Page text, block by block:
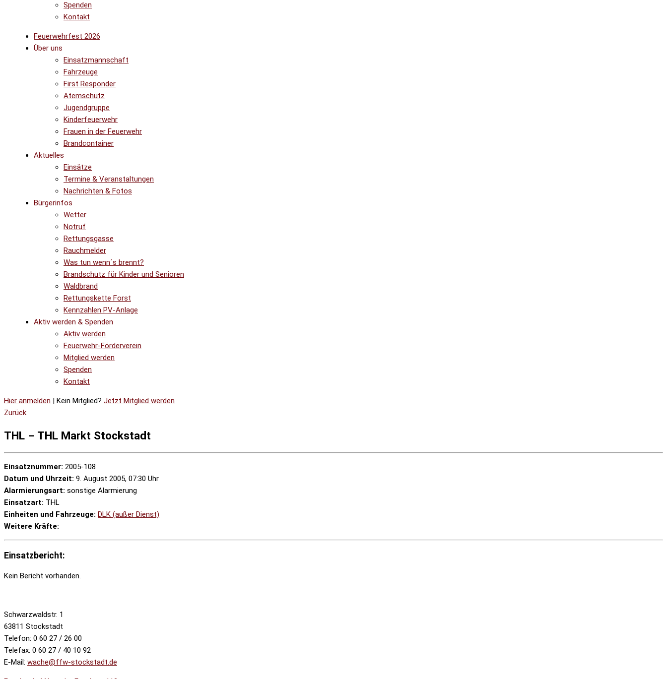
Spenden
Kontakt
Feuerwehrfest 2026
Über uns
Einsatzmannschaft
Fahrzeuge
First Responder
Atemschutz
Jugendgruppe
Kinderfeuerwehr
Frauen in der Feuerwehr
Brandcontainer
Aktuelles
Einsätze
Termine & Veranstaltungen
Nachrichten & Fotos
Bürgerinfos
Wetter
Notruf
Rettungsgasse
Rauchmelder
Was tun wenn´s brennt?
Brandschutz für Kinder und Senioren
Waldbrand
Rettungskette Forst
Kennzahlen PV-Anlage
Aktiv werden & Spenden
Aktiv werden
Feuerwehr-Förderverein
Mitglied werden
Spenden
Kontakt
Hier anmelden | Kein Mitglied? Jetzt Mitglied werden
Zurück
THL – THL Markt Stockstadt
Einsatznummer: 2005-108
Datum und Uhrzeit: 9. August 2005, 07:30 Uhr
Alarmierungsart: sonstige Alarmierung
Einsatzart: THL
Einheiten und Fahrzeuge: DLK (außer Dienst)
Weitere Kräfte:
Einsatzbericht:
Kein Bericht vorhanden.
Schwarzwaldstr. 1
63811 Stockstadt
Telefon: 0 60 27 / 26 00
Telefax: 0 60 27 / 40 10 92
E-Mail: wache@ffw-stockstadt.de